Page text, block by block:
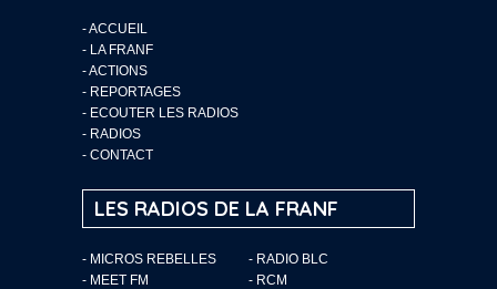
-ACCUEIL
- LA FRANF
-ACTIONS
- REPORTAGES
- ECOUTER LES RADIOS
- RADIOS
- CONTACT
LES RADIOS DE LA FRANF
- MICROS REBELLES
- RADIO BLC
- MEET FM
- RCM